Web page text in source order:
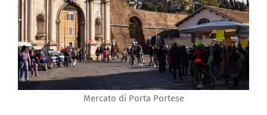
Mercato di Porta Portese